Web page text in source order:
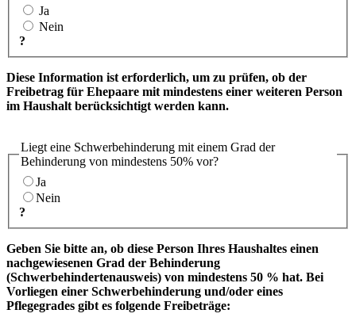
Ja
Nein
?
Diese Information ist erforderlich, um zu prüfen, ob der
Freibetrag für Ehepaare mit mindestens einer weiteren Person
im Haushalt berücksichtigt werden kann.
Liegt eine Schwerbehinderung mit einem Grad der
Behinderung von mindestens 50% vor?
Ja
Nein
?
Geben Sie bitte an, ob diese Person Ihres Haushaltes einen
nachgewiesenen Grad der Behinderung
(Schwerbehindertenausweis) von mindestens 50 % hat. Bei
Vorliegen einer Schwerbehinderung und/oder eines
Pflegegrades gibt es folgende Freibeträge: